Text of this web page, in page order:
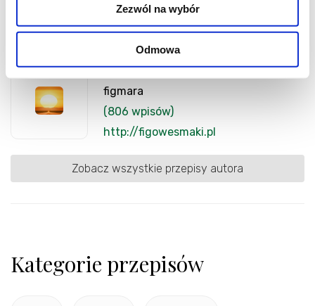
Zezwól na wybór
Odmowa
Autor
figmara
(806 wpisów)
http://figowesmaki.pl
Zobacz wszystkie przepisy autora
Kategorie przepisów